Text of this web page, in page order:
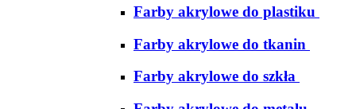
Farby akrylowe do plastiku
Farby akrylowe do tkanin
Farby akrylowe do szkła